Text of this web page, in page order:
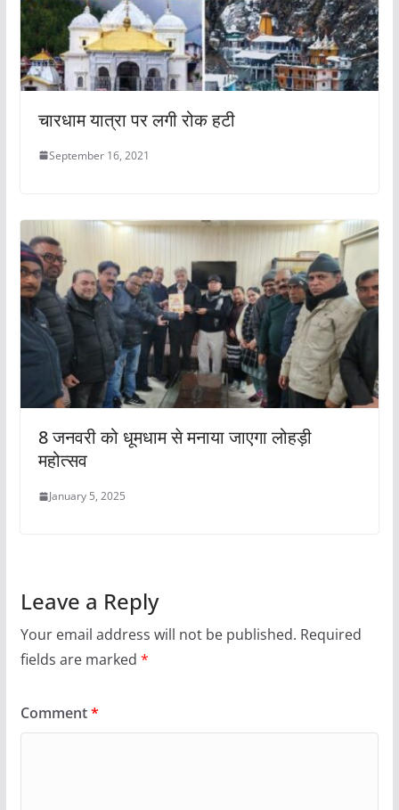
चारधाम यात्रा पर लगी रोक हटी
September 16, 2021
8 जनवरी को धूमधाम से मनाया जाएगा लोहड़ी
महोत्सव
January 5, 2025
Leave a Reply
Your email address will not be published. Required
fields are marked *
Comment*